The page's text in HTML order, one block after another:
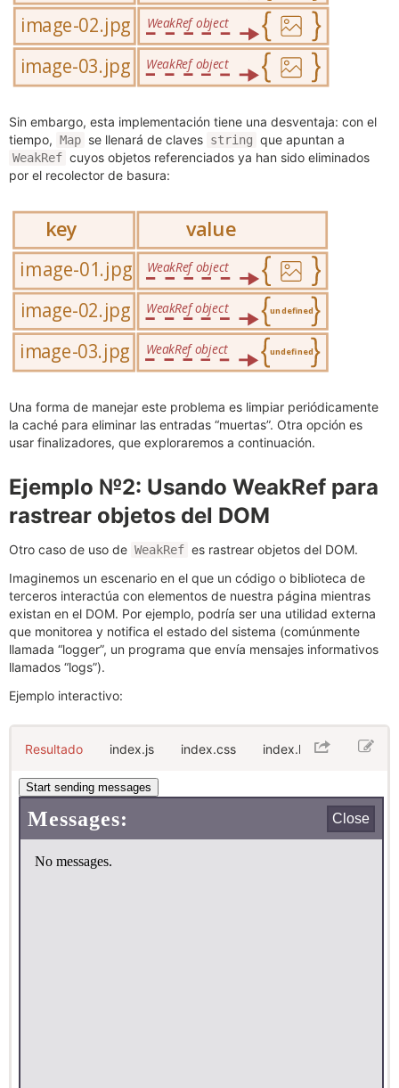
Sin embargo, esta implementación tiene una desventaja: con el
tiempo, Map se llenará de claves string que apuntan a
WeakRef cuyos objetos referenciados ya han sido eliminados
por el recolector de basura:
Una forma de manejar este problema es limpiar periódicamente
la caché para eliminar las entradas “muertas”. Otra opción es
usar finalizadores, que exploraremos a continuación.
Ejemplo №2: Usando WeakRef para
rastrear objetos del DOM
Otro caso de uso de WeakRef es rastrear objetos del DOM.
Imaginemos un escenario en el que un código o biblioteca de
terceros interactúa con elementos de nuestra página mientras
existan en el DOM. Por ejemplo, podría ser una utilidad externa
que monitorea y notifica el estado del sistema (comúnmente
llamada “logger”, un programa que envía mensajes informativos
llamados “logs”).
Ejemplo interactivo:
Resultado index.js index.css index.html